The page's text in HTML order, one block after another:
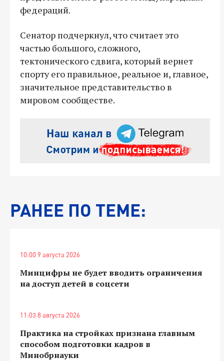
федераций.
Сенатор подчеркнул, что считает это
частью большого, сложного,
тектонического сдвига, который вернет
спорту его правильное, реальное и, главное,
значительное представительство в
мировом сообществе.
РАНЕЕ ПО ТЕМЕ:
10:00 9 августа 2026
Минцифры не будет вводить ограничения
на доступ детей в соцсети
11:03 8 августа 2026
Практика на стройках признана главным
способом подготовки кадров в
Минобрнауки